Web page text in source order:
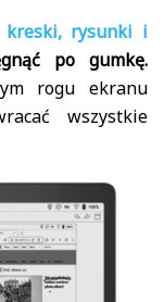
kreski, rysunki i
po gumkę.
rogu ekranu
wszystkie